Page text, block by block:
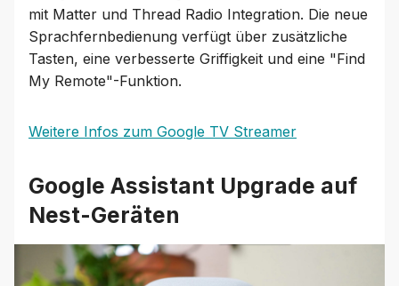
mit Matter und Thread Radio Integration. Die neue
Sprachfernbedienung verfügt über zusätzliche
Tasten, eine verbesserte Griffigkeit und eine "Find
My Remote"-Funktion.
Weitere Infos zum Google TV Streamer
Google Assistant Upgrade auf
Nest-Geräten